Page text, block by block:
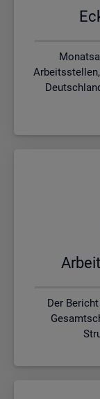
Der